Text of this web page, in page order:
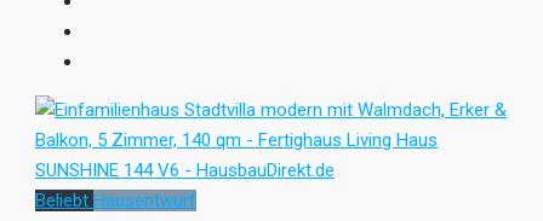
Beliebt Hausentwurf